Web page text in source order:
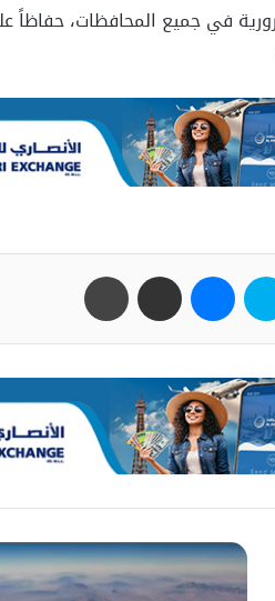
في جميع المحافظات، حفاظاً
سكايب ماسنجر مشاركة عبر البريد